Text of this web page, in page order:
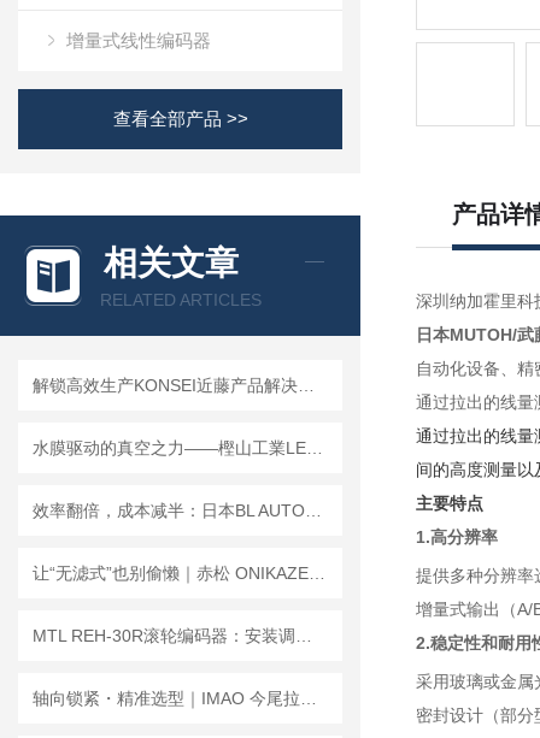
增量式线性编码器
查看全部产品 >>
相关文章
RELATED ARTICLES
产品详
深圳纳加霍里科
日本MUTOH/
自动化设备、
通过拉出的线量
通过拉出的线量
间的高度测量
主要特点
1.高分辨率
提供多种分辨率
增量式输出（A/
2.稳定性和耐用
采用玻璃或金属
密封设计（部